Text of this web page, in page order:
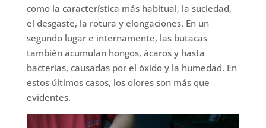
como la característica más habitual, la suciedad,
el desgaste, la rotura y elongaciones. En un
segundo lugar e internamente, las butacas
también acumulan hongos, ácaros y hasta
bacterias, causadas por el óxido y la humedad. En
estos últimos casos, los olores son más que
evidentes.